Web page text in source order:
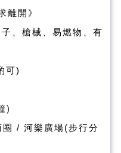
離開》
、槍械、易燃物、有
可)
)
/ 河樂廣場(步行分